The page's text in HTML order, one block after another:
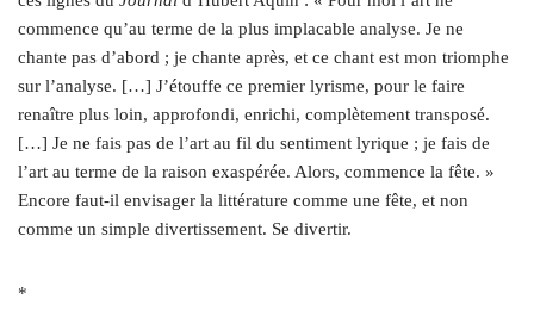
commence qu’au terme de la plus implacable analyse. Je ne
chante pas d’abord ; je chante après, et ce chant est mon triomphe
sur l’analyse. […] J’étouffe ce premier lyrisme, pour le faire
renaître plus loin, approfondi, enrichi, complètement transposé.
[…] Je ne fais pas de l’art au fil du sentiment lyrique ; je fais de
l’art au terme de la raison exaspérée. Alors, commence la fête. »
Encore faut-il envisager la littérature comme une fête, et non
comme un simple divertissement. Se divertir.
*